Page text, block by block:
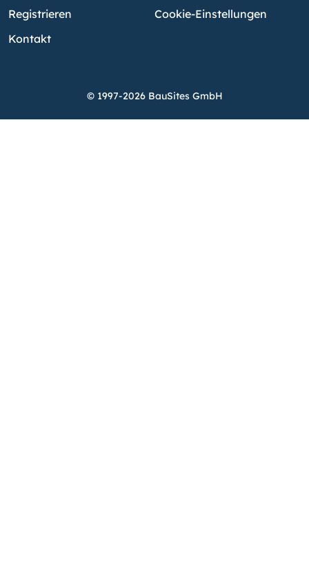
Registrieren
Kontakt
Cookie-Einstellungen
© 1997-2026 BauSites GmbH